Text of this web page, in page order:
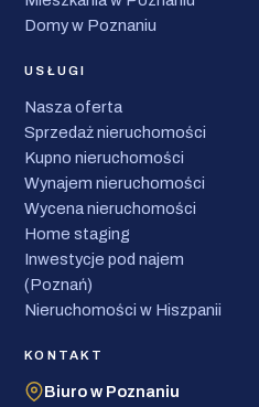
Domy w Poznaniu
USŁUGI
Nasza oferta
Sprzedaż nieruchomości
Kupno nieruchomości
Wynajem nieruchomości
Wycena nieruchomości
Home staging
Inwestycje pod najem
(Poznań)
Nieruchomości w Hiszpanii
KONTAKT
Biuro w Poznaniu